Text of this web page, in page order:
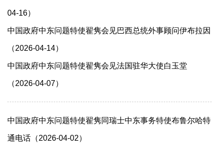
04-16）
中国政府中东问题特使翟隽会见巴西总统外事顾问伊布拉因
（2026-04-14）
中国政府中东问题特使翟隽会见法国驻华大使白玉堂
（2026-04-07）
中国政府中东问题特使翟隽同瑞士中东事务特使布鲁尔哈特
通电话（2026-04-02）